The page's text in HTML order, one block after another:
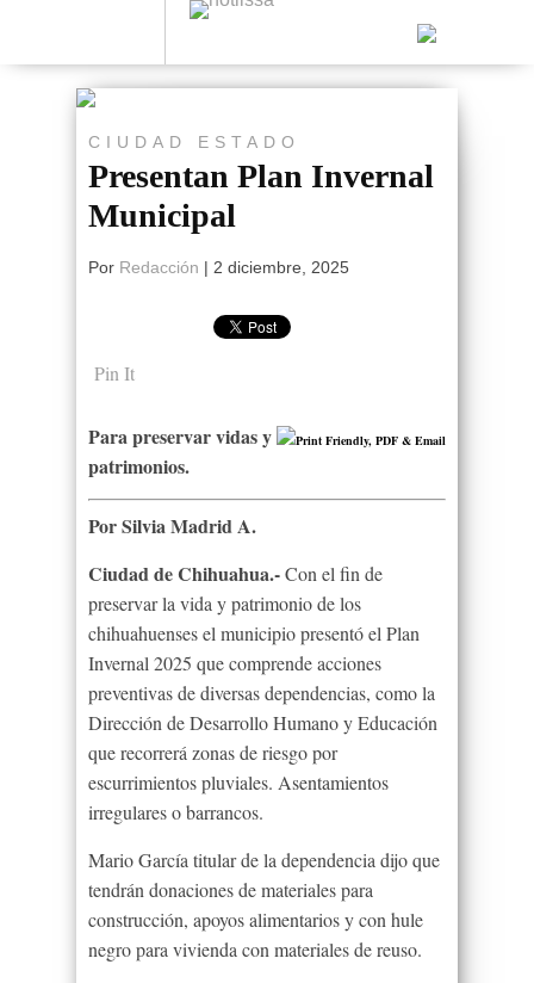
CIUDAD ESTADO
Presentan Plan Invernal
Municipal
Por Redacción | 2 diciembre, 2025
Pin It
Para preservar vidas y
patrimonios.
Por Silvia Madrid A.
Ciudad de Chihuahua.-Con el fin de
preservar la vida y patrimonio de los
chihuahuenses el municipio presentó el Plan
Invernal 2025 que comprende acciones
preventivas de diversas dependencias, como la
Dirección de Desarrollo Humano y Educación
que recorrerá zonas de riesgo por
escurrimientos pluviales. Asentamientos
irregulares o barrancos.
Mario García titular de la dependencia dijo que
tendrán donaciones de materiales para
construcción, apoyos alimentarios y con hule
negro para vivienda con materiales de reuso.